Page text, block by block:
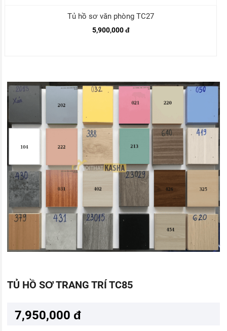
Tủ hồ sơ văn phòng TC27
5,900,000 đ
TỦ HỒ SƠ TRANG TRÍ TC85
7,950,000 đ